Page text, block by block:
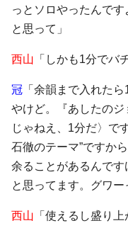
っとソロやったんです
と思って」
西山 「しかも1分でバ
冠 「余韻まで入れた
やけど。『あしたの
じゃねえ、1分だ〉で
石徹のテーマ”ですか
余ることがあるんで
と思ってます。グワー
西山 「使えるし盛り上